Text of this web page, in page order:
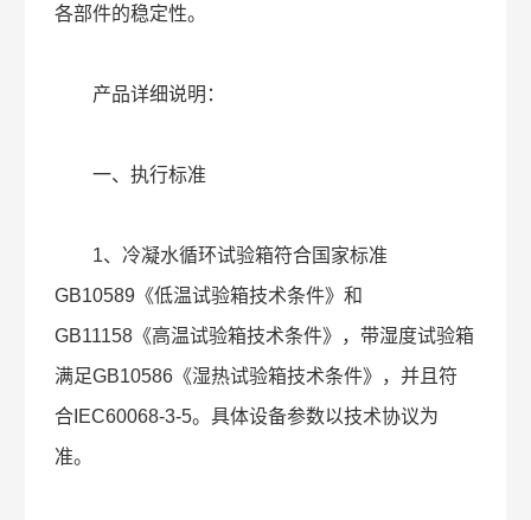
各部件的稳定性。
产品详细说明：
一、执行标准
1、冷凝水循环试验箱符合国家标准
GB10589《低温试验箱技术条件》和
GB11158《高温试验箱技术条件》，带湿度试验箱
满足GB10586《湿热试验箱技术条件》，并且符
合IEC60068-3-5。具体设备参数以技术协议为
准。